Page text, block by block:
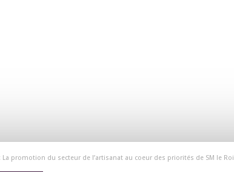
La promotion du secteur de l’artisanat au coeur des priorités de SM le Roi